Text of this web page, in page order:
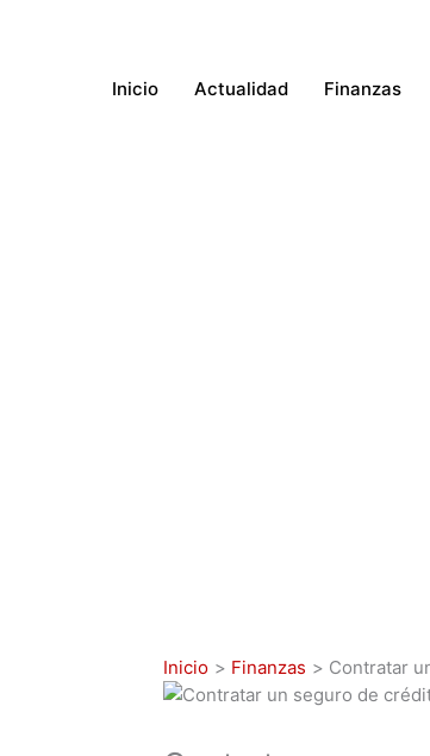
Inicio
Actualidad Finanzas
Inicio Finanzas Contratar